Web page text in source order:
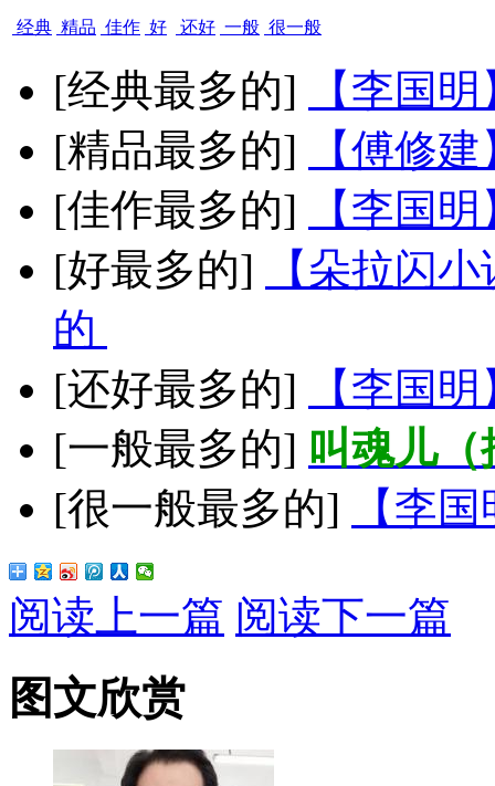
经典 精品 佳作 好 还好 一般 很一般
[经典最多的]
【李国
[精品最多的]
【傅修
[佳作最多的]
【李国
[好最多的]
【朵拉闪
的
[还好最多的]
【李国
[一般最多的] 叫魂儿
[很一般最多的]
【李
阅读上一篇 阅读下一篇
图文欣赏